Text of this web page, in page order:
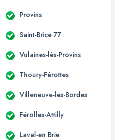
Provins
Saint-Brice 77
Vulaines-lès-Provins
Thoury-Férottes
Villeneuve-les-Bordes
Férolles-Attilly
Laval-en Brie